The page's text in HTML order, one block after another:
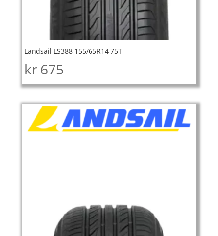
Landsail LS388 155/65R14 75T
kr 675